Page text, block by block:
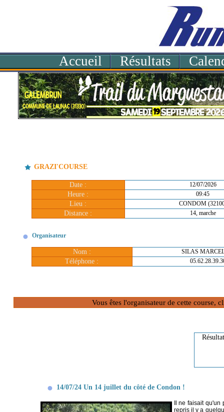
Accueil Résultats
GRAZI'COURSE
Date : 12/07/2026
Heure : 09:45
Lieu : CONDOM
Distance : 14, marche
Organisateur
Nom : SILAS
Téléphone :
Vous êtes l'organisateur de cette course,
14/07/24 Un 14 juillet du côté de Condon !
Il ne faisait qu'un
repris il y a